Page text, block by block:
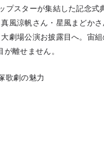
プスターが集結した記念式
風涼帆さん・星風まどか
劇場公演お披露目へ。宙
が離せません。
歌劇の魅力